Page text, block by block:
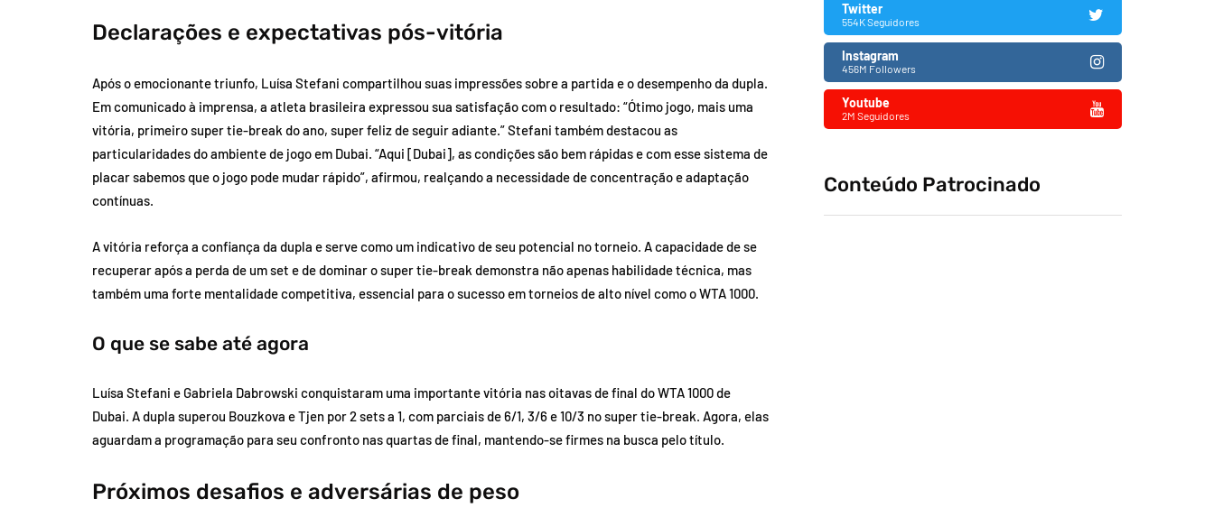
Declarações e expectativas pós-vitória
Após o emocionante triunfo, Luísa Stefani compartilhou suas impressões sobre a partida e o desempenho da dupla.
Em comunicado à imprensa, a atleta brasileira expressou sua satisfação com o resultado: “Ótimo jogo, mais uma
vitória, primeiro super tie-break do ano, super feliz de seguir adiante.” Stefani também destacou as
particularidades do ambiente de jogo em Dubai. “Aqui [Dubai], as condições são bem rápidas e com esse sistema de
placar sabemos que o jogo pode mudar rápido”, afirmou, realçando a necessidade de concentração e adaptação
contínuas.
A vitória reforça a confiança da dupla e serve como um indicativo de seu potencial no torneio. A capacidade de se
recuperar após a perda de um set e de dominar o super tie-break demonstra não apenas habilidade técnica, mas
também uma forte mentalidade competitiva, essencial para o sucesso em torneios de alto nível como o WTA 1000.
O que se sabe até agora
Luísa Stefani e Gabriela Dabrowski conquistaram uma importante vitória nas oitavas de final do WTA 1000 de
Dubai. A dupla superou Bouzkova e Tjen por 2 sets a 1, com parciais de 6/1, 3/6 e 10/3 no super tie-break. Agora, elas
aguardam a programação para seu confronto nas quartas de final, mantendo-se firmes na busca pelo título.
Próximos desafios e adversárias de peso
Twitter
554K Seguidores
Instagram
456M Followers
Youtube
2M Seguidores
Conteúdo Patrocinado